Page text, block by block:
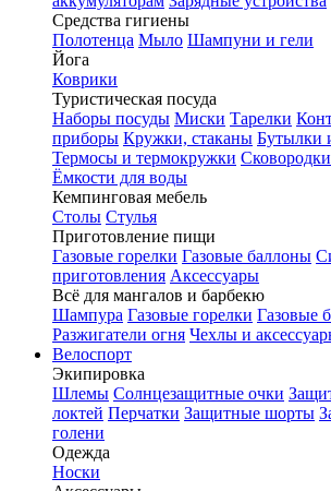
Средства гигиены
Полотенца Мыло Шампуни и гели
Йога
Коврики
Туристическая посуда
Наборы посуды Миски Тарелки
приборы Кружки, стаканы Бутылки
Термосы и термокружки Сковородки
Ёмкости для воды
Кемпинговая мебель
Столы Стулья
Приготовление пищи
Газовые горелки Газовые баллоны
приготовления Аксессуары
Всё для мангалов и барбекю
Шампура Газовые горелки Газовые
Разжигатели огня Чехлы и
Велоспорт
Экипировка
Шлемы Солнцезащитные очки
локтей Перчатки Защитные шорты
голени
Одежда
Носки